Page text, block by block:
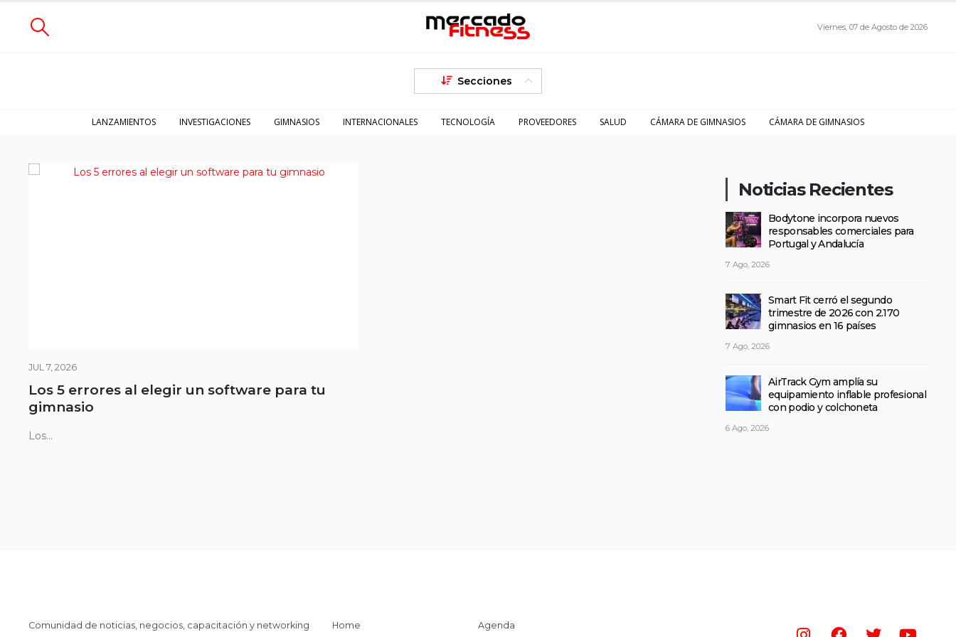
Viernes, 07 de Agosto de 2026
Secciones
LANZAMIENTOS INVESTIGACIONES GIMNASIOS INTERNACIONALES TECNOLOGÍA PROVEEDORES SALUD CÁMARA DE GIMNASIOS CÁMARA DE GIMNASIOS
JUL 7, 2026
Los 5 errores al elegir un software para tu
gimnasio
Los...
Noticias Recientes
Bodytone incorpora nuevos
responsables comerciales para
Portugal y Andalucía
7 Ago, 2026
Smart Fit cerró el segundo
trimestre de 2026 con 2.170
gimnasios en 16 países
7 Ago, 2026
AirTrack Gym amplía su
equipamiento inflable profesional
con podio y colchoneta
6 Ago, 2026
Comunidad de noticias, negocios, capacitación y networking Home Agenda